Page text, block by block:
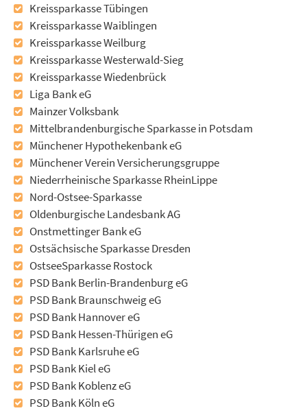
Kreissparkasse Tübingen
Kreissparkasse Waiblingen
Kreissparkasse Weilburg
Kreissparkasse Westerwald-Sieg
Kreissparkasse Wiedenbrück
Liga Bank eG
Mainzer Volksbank
Mittelbrandenburgische Sparkasse in Potsdam
Münchener Hypothekenbank eG
Münchener Verein Versicherungsgruppe
Niederrheinische Sparkasse RheinLippe
Nord-Ostsee-Sparkasse
Oldenburgische Landesbank AG
Onstmettinger Bank eG
Ostsächsische Sparkasse Dresden
OstseeSparkasse Rostock
PSD Bank Berlin-Brandenburg eG
PSD Bank Braunschweig eG
PSD Bank Hannover eG
PSD Bank Hessen-Thürigen eG
PSD Bank Karlsruhe eG
PSD Bank Kiel eG
PSD Bank Koblenz eG
PSD Bank Köln eG